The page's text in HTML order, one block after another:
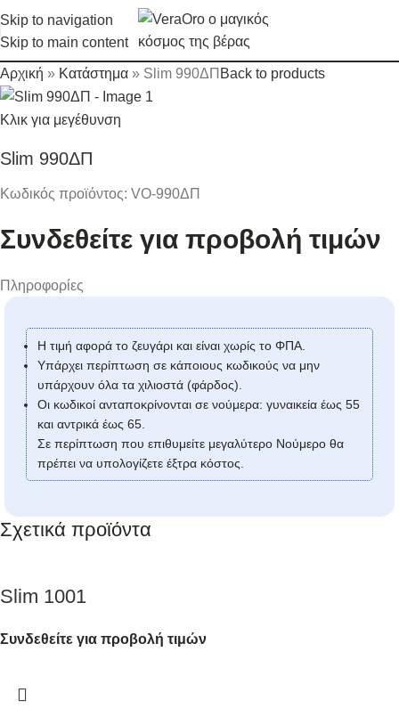
Skip to navigation
Skip to main content
Αρχική » Κατάστημα » Slim 990ΔΠ Back to products
Κλικ για μεγέθυνση
Slim 990ΔΠ
Κωδικός προϊόντος: VO-990ΔΠ
Συνδεθείτε για προβολή τιμών
Πληροφορίες
Η τιμή αφορά το ζευγάρι και είναι χωρίς το ΦΠΑ.
Υπάρχει περίπτωση σε κάποιους κωδικούς να μην
υπάρχουν όλα τα χιλιοστά (φάρδος).
Οι κωδικοί ανταποκρίνονται σε νούμερα: γυναικεία έως 55
και αντρικά έως 65.
Σε περίπτωση που επιθυμείτε μεγαλύτερο Νούμερο θα
πρέπει να υπολογίζετε έξτρα κόστος.
Σχετικά προϊόντα
Slim 1001
Συνδεθείτε για προβολή τιμών